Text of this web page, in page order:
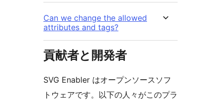
Can we change the allowed
attributes and tags?
貢献者と開発者
SVG Enabler はオープンソースソフ
トウェアです。以下の人々がこのプラ